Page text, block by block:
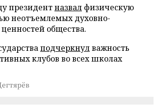
президентназвал физическую
неотъемлемых духовно-
общества.
подчеркнулважность
клубов во всех школах